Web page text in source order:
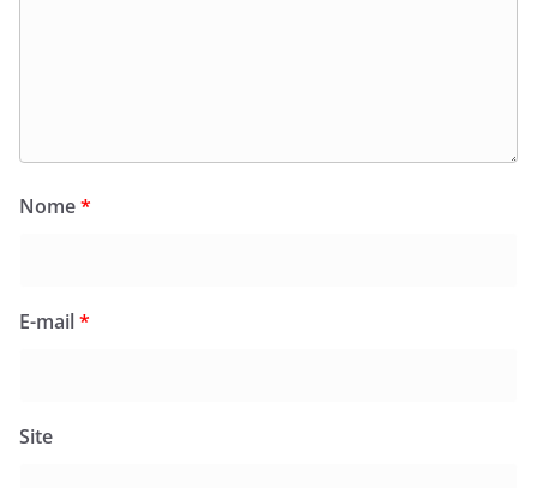
Nome*
E-mail*
Site